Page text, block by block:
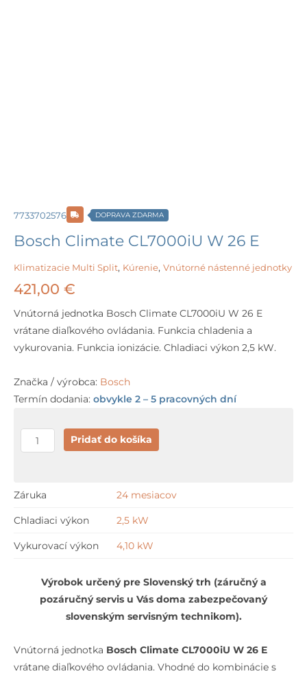
7733702576 DOPRAVA ZDARMA
Bosch Climate CL7000iU W 26 E
Klimatizacie Multi Split, Kúrenie, Vnútorné nástenné jednotky
421,00 €
Vnútorná jednotka Bosch Climate CL7000iU W 26 E
vrátane diaľkového ovládania. Funkcia chladenia a
vykurovania. Funkcia ionizácie. Chladiaci výkon 2,5 kW.
Značka / výrobca: Bosch
Termín dodania: obvykle 2 – 5 pracovných dní
množstvo
Bosch
26
Pridať do košíka
Záruka 24 mesiacov
Chladiaci výkon 2,5 kW
Vykurovací výkon 4,10 kW
Výrobok určený pre Slovenský trh (záručný a
pozáručný servis u Vás doma zabezpečovaný
slovenským servisným technikom).
Vnútorná jednotka Bosch Climate CL7000iU W 26 E
vrátane diaľkového ovládania. Vhodné do kombinácie s